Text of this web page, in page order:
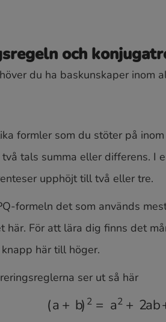
och
du ha baskunskaper inom
formler som du stöter på
tals summa eller differens. I
upphöjt till två eller tre.
formeln det som används
här. För att lära dig finns det
här till höger.
ser ut så här